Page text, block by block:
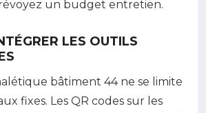
un budget entretien.
LES OUTILS
bâtiment 44 ne se limite
fixes. Les QR codes sur les